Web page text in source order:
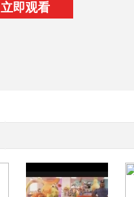
立即观看